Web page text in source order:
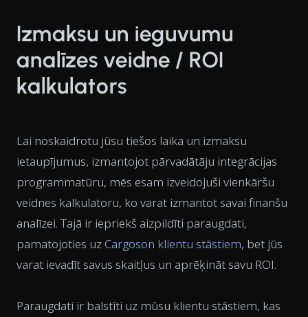
Izmaksu un ieguvumu
analīzes veidne / ROI
kalkulators
Lai noskaidrotu jūsu tiešos laika un izmaksu
ietaupījumus, izmantojot pārvadātāju integrācijas
programmatūru, mēs esam izveidojuši vienkāršu
veidnes kalkulatoru, ko varat izmantot savai finanšu
analīzei. Tajā ir iepriekš aizpildīti paraugdati,
pamatojoties uzCargoson klientu stāstiem, bet jūs
varat ievadīt savus skaitļus un aprēķināt savu ROI.
Paraugdati ir balstīti uz mūsu klientu stāstiem, kas